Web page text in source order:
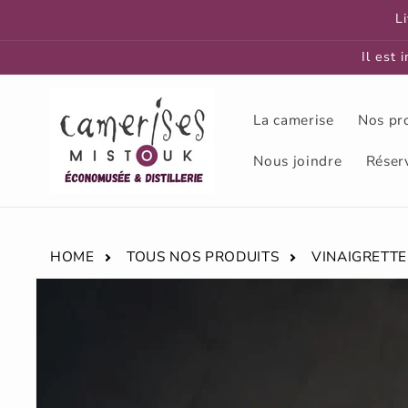
Il est
La camerise Nos
Nous joindre
HOME TOUS NOS PRODUITS
Passer aux